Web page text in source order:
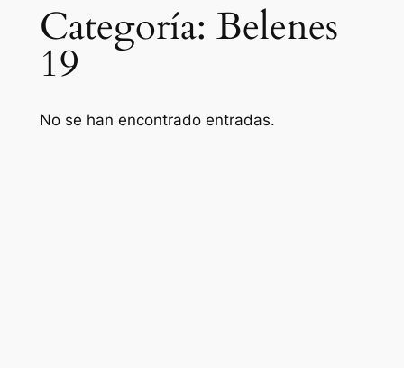
Categoría: Belenes
19
No se han encontrado entradas.